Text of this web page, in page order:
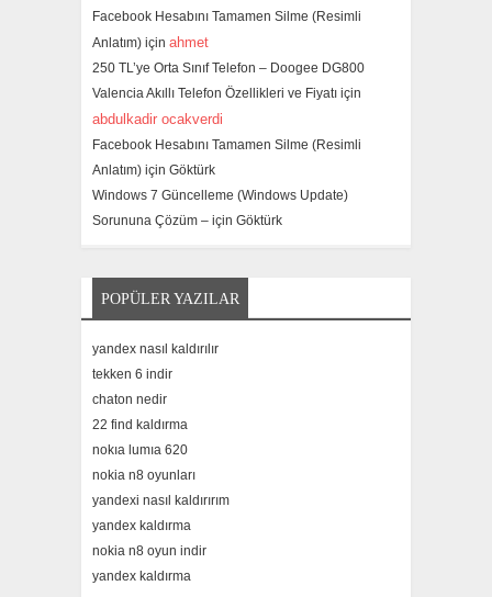
Facebook Hesabını Tamamen Silme (Resimli
Anlatım) için ahmet
250 TL’ye Orta Sınıf Telefon – Doogee DG800
Valencia Akıllı Telefon Özellikleri ve Fiyatı için
abdulkadir ocakverdi
Facebook Hesabını Tamamen Silme (Resimli
Anlatım) için Göktürk
Windows 7 Güncelleme (Windows Update)
Sorununa Çözüm – için Göktürk
POPÜLER YAZILAR
yandex nasıl kaldırılır
tekken 6 indir
chaton nedir
22 find kaldırma
nokıa lumıa 620
nokia n8 oyunları
yandexi nasıl kaldırırım
yandex kaldırma
nokia n8 oyun indir
yandex kaldırma